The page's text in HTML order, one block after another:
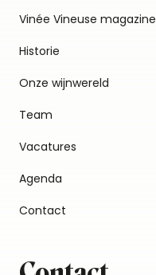
Vinée Vineuse magazine
Historie
Onze wijnwereld
Team
Vacatures
Agenda
Contact